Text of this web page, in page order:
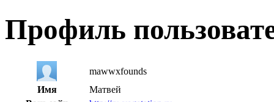
Профиль
mawwxfounds
Имя
Матвей